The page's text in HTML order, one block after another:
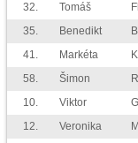
32.
Tomáš
35.
Benedikt
41.
Markéta
58.
Šimon
10.
Viktor
12.
Veronika